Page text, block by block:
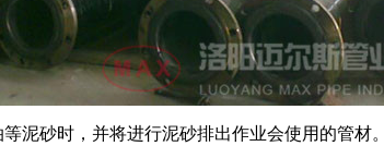
砂时，并将进行泥砂排出作业会使用的管材